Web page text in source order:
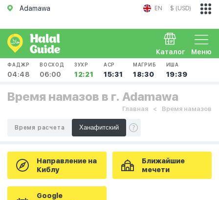
Adamawa EN $ (USD)
Меню
Каталог
ФАДЖР
04:48
ВОСХОД
06:00
ЗУХР
12:21
АСР
15:31
МАГРИБ
18:30
ИША
19:39
Время намазов в г. Adamawa
Главная Время намазов
Время расчета
Направление на
Киблу
Ближайшие
мечети
Google